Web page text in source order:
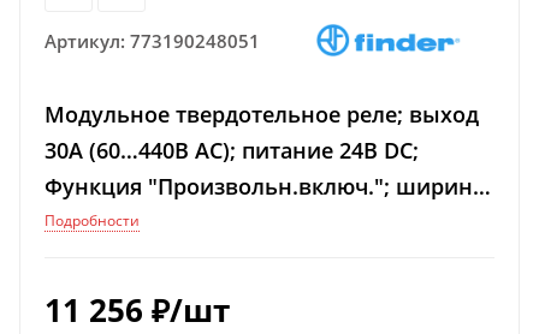
Артикул: 773190248051
Модульное твердотельное реле; выход
30А (60…440В АС); питание 24В DC;
Функция "Произвольн.включ."; ширина
22.5мм; клем.реле; степень защиты IP20
Подробности
11 256 ₽/шт